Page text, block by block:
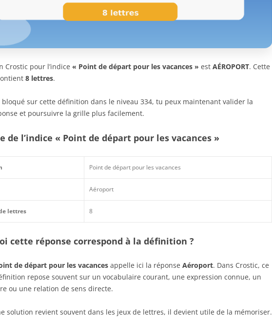
Crostic pour l’indice « Point de départ pour les vacances » est AÉROPORT. Cette
8 lettres.
bloqué sur cette définition dans le niveau 334, tu peux maintenant valider la
et poursuivre la grille plus facilement.
de l’indice « Point de départ pour les vacances »
Point de départ pour les vacances
Aéroport
lettres 8
cette réponse correspond à la définition ?
de départ pour les vacances appelle ici la réponse Aéroport. Dans Crostic, ce
repose souvent sur un vocabulaire courant, une expression connue, un
ou une relation de sens directe.
solution revient souvent dans les jeux de lettres, il devient utile de la mémoriser.